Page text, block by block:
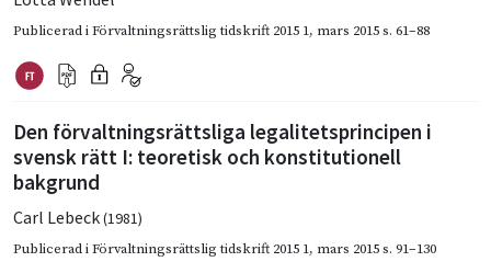
Publicerad iFörvaltningsrättslig tidskrift 2015 1, mars 2015s. 61–88
Den förvaltningsrättsliga legalitetsprincipen i
svensk rätt I: teoretisk och konstitutionell
bakgrund
Carl Lebeck(1981)
Publicerad iFörvaltningsrättslig tidskrift 2015 1, mars 2015s. 91–130